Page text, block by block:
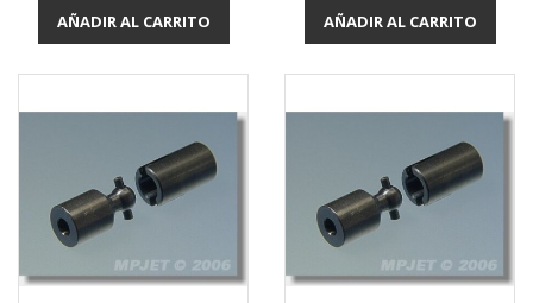
AÑADIR AL CARRITO AÑADIR AL CARRITO